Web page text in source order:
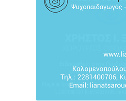
5 ώρες 44 λεπτά πρίν